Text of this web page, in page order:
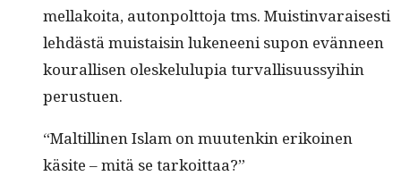
mel­lakoi­ta, auton­polt­to­ja tms. Muistin­varais­es­ti
lehdästä muis­taisin luke­neeni supon evän­neen
koural­lisen oleskelulu­pia tur­val­lisu­ussy­i­hin
perustuen.
“Maltill­i­nen Islam on muutenkin erikoinen
käsite – mitä se tarkoittaa?”